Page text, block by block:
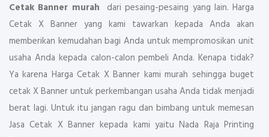
Cetak Banner murah dari pesaing-pesaing yang lain. Harga
Cetak X Banner yang kami tawarkan kepada Anda akan
memberikan kemudahan bagi Anda untuk mempromosikan unit
usaha Anda kepada calon-calon pembeli Anda. Kenapa tidak?
Ya karena Harga Cetak X Banner kami murah sehingga buget
cetak X Banner untuk perkembangan usaha Anda tidak menjadi
berat lagi. Untuk itu jangan ragu dan bimbang untuk memesan
Jasa Cetak X Banner kepada kami yaitu Nada Raja Printing